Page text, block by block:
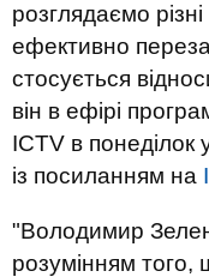
розглядаємо
ефективно
стосується
він в ефірі
ICTV в понеділок
із посиланням на
"Володимир
розумінням того,